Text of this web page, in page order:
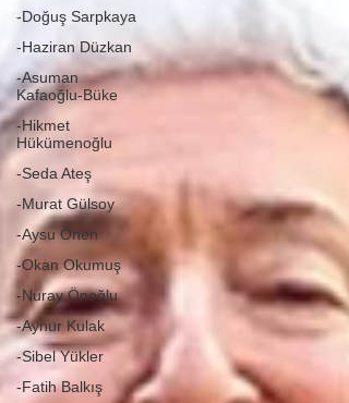
-Doğuş Sarpkaya
-Haziran Düzkan
-Asuman
Kafaoğlu-Büke
-Hikmet
Hükümenoğlu
-Seda Ateş
-Murat Gülsoy
-Aysu Önen
-Okan Okumuş
-Nuray Önoğlu
-Aynur Kulak
-Sibel Yükler
-Fatih Balkış